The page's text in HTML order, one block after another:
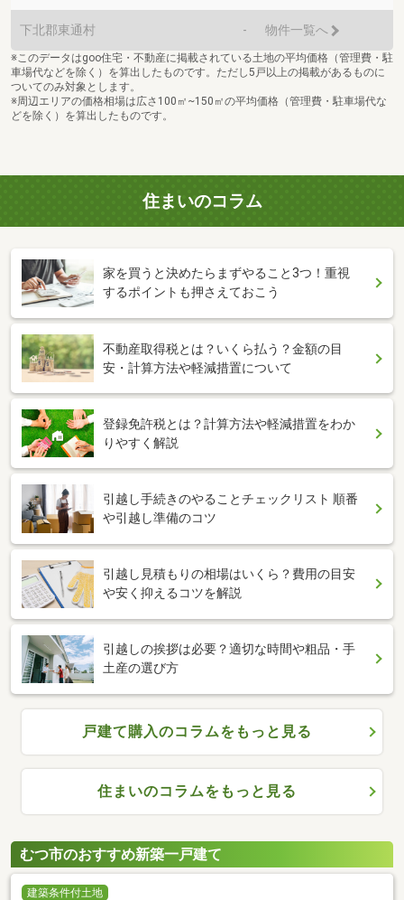
下北郡東通村 - 物件一覧へ
※このデータはgoo住宅・不動産に掲載されている土地の平均価格（管理費・駐
車場代などを除く）を算出したものです。ただし5戸以上の掲載があるものに
ついてのみ対象とします。
※周辺エリアの価格相場は広さ100㎡~150㎡の平均価格（管理費・駐車場代な
どを除く）を算出したものです。
住まいのコラム
家を買うと決めたらまずやること3つ！重視
するポイントも押さえておこう
不動産取得税とは？いくら払う？金額の目
安・計算方法や軽減措置について
登録免許税とは？計算方法や軽減措置をわか
りやすく解説
引越し手続きのやることチェックリスト 順番
や引越し準備のコツ
引越し見積もりの相場はいくら？費用の目安
や安く抑えるコツを解説
引越しの挨拶は必要？適切な時間や粗品・手
土産の選び方
戸建て購入のコラムをもっと見る
住まいのコラムをもっと見る
むつ市のおすすめ新築一戸建て
建築条件付土地